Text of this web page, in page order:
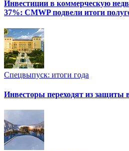
Инвестиции в коммерческую
37%: CMWP подвели итоги
Спецвыпуск: итоги года
Инвесторы переходят из защиты